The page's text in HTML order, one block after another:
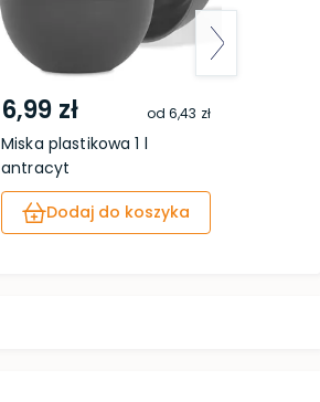
6,99 zł od6,43 zł
Miska plastikowa 1 l
antracyt
Dodaj do koszyka